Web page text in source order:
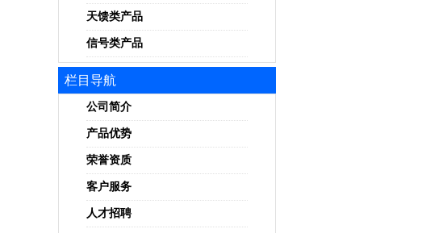
天馈类产品
信号类产品
栏目导航
公司简介
产品优势
荣誉资质
客户服务
人才招聘